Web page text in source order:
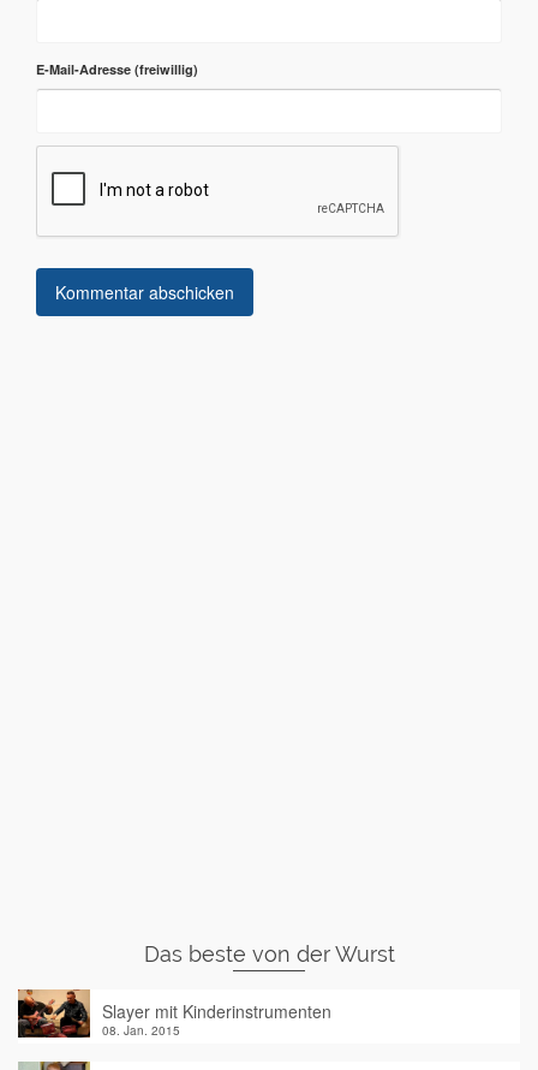
E-Mail-Adresse
Das beste von der Wurst
Slayer mit Kinderinstrumenten
08. Jan. 2015